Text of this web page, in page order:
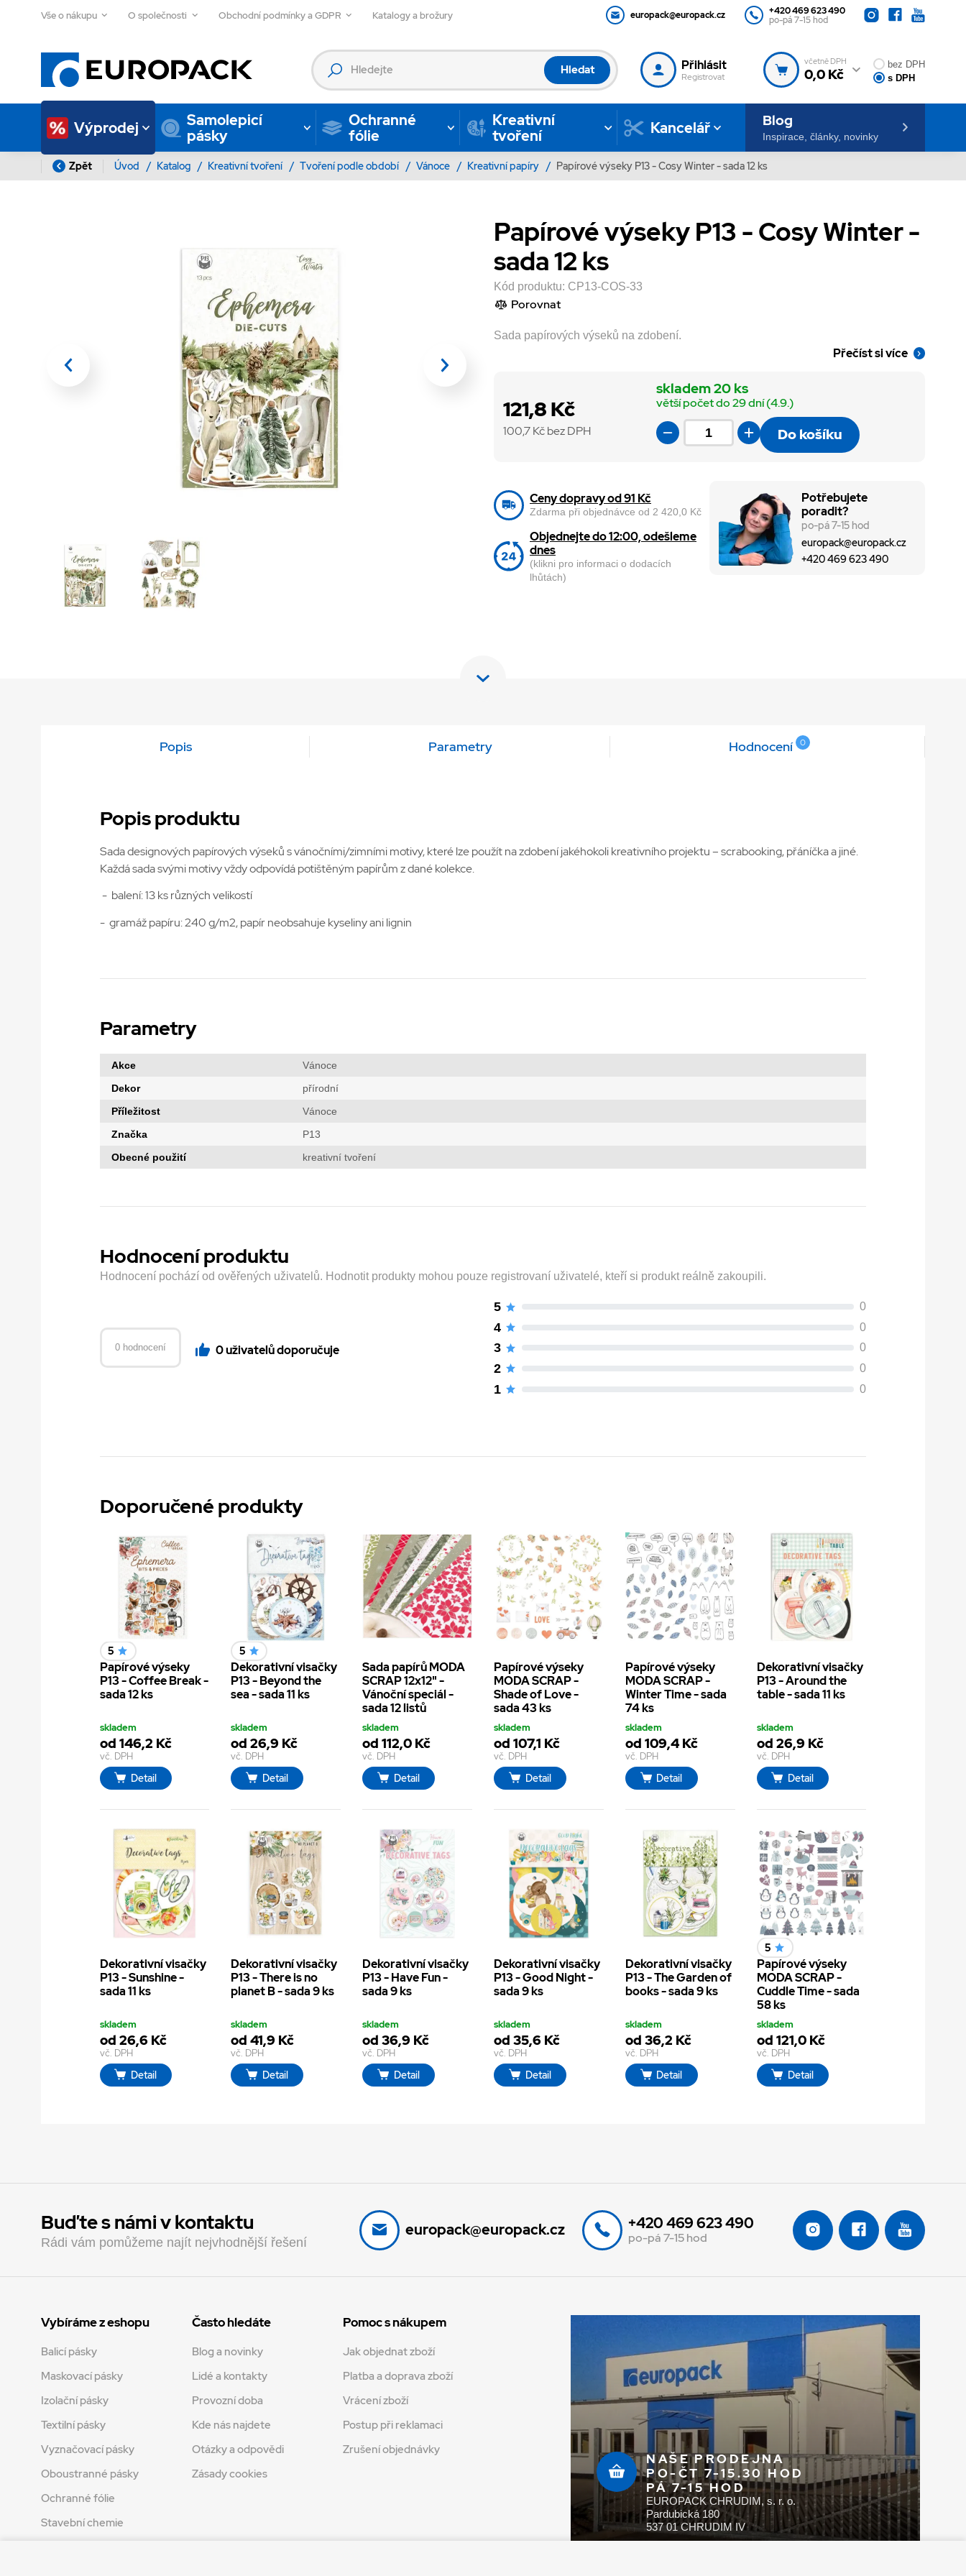
Vše o nákupu O společnosti Obchodní podmínky a GDPR Katalogy a brožury europack@europack.cz
+420 469 623 490
po-pá 7-15 hod
Hledat Přihlásit
Registrovat
včetně DPH
0,0 Kč
bez DPH
s DPH
Výprodej
Samolepicí
pásky
Ochranné
fólie
Kreativní
tvoření
Kancelář Blog
Inspirace, články, novinky
Zpět Úvod / Katalog / Kreativní tvoření / Tvoření podle období / Vánoce / Kreativní papíry / Papírové výseky P13 - Cosy Winter - sada 12 ks
Papírové výseky P13 - Cosy Winter -
sada 12 ks
Kód produktu: CP13-COS-33
Porovnat
Sada papírových výseků na zdobení.
Přečíst si více
121,8 Kč
100,7Kč bez DPH
skladem 20 ks
větší počet do 29 dní (4.9.)
Do košíku
Ceny dopravy od 91 Kč
Zdarma při objednávce od 2 420,0 Kč
Objednejte do 12:00, odešleme
dnes
(klikni pro informaci o dodacích
lhůtách)
Potřebujete
poradit?
po-pá 7-15 hod
europack@europack.cz
+420 469 623 490
Popis Parametry Hodnocení 0
Popis produktu
Sada designových papírových výseků s vánočními/zimními motivy, které lze použít na zdobení jakéhokoli kreativního projektu – scrabooking, přáníčka a jiné.
Každá sada svými motivy vždy odpovídá potištěným papírům z dané kolekce.
- balení: 13 ks různých velikostí
- gramáž papíru: 240 g/m2, papír neobsahuje kyseliny ani lignin
Parametry
Akce
Vánoce
Dekor
přírodní
Příležitost
Vánoce
Značka
P13
Obecné použití
kreativní tvoření
Hodnocení produktu
Hodnocení pochází od ověřených uživatelů. Hodnotit produkty mohou pouze registrovaní uživatelé, kteří si produkt reálně zakoupili.
0 hodnocení 0 uživatelů doporučuje
5 0
4 0
3 0
2 0
1 0
Doporučené produkty
5
Papírové výseky
P13 - Coffee Break -
sada 12 ks
skladem
od 146,2 Kč
vč. DPH
Detail
5
Dekorativní visačky
P13 - Beyond the
sea - sada 11 ks
skladem
od 26,9 Kč
vč. DPH
Detail
Sada papírů MODA
SCRAP 12x12" -
Vánoční speciál -
sada 12 listů
skladem
od 112,0 Kč
vč. DPH
Detail
Papírové výseky
MODA SCRAP -
Shade of Love -
sada 43 ks
skladem
od 107,1 Kč
vč. DPH
Detail
Papírové výseky
MODA SCRAP -
Winter Time - sada
74 ks
skladem
od 109,4 Kč
vč. DPH
Detail
Dekorativní visačky
P13 - Around the
table - sada 11 ks
skladem
od 26,9 Kč
vč. DPH
Detail
Dekorativní visačky
P13 - Sunshine -
sada 11 ks
skladem
od 26,6 Kč
vč. DPH
Detail
Dekorativní visačky
P13 - There is no
planet B - sada 9 ks
skladem
od 41,9 Kč
vč. DPH
Detail
Dekorativní visačky
P13 - Have Fun -
sada 9 ks
skladem
od 36,9 Kč
vč. DPH
Detail
Dekorativní visačky
P13 - Good Night -
sada 9 ks
skladem
od 35,6 Kč
vč. DPH
Detail
Dekorativní visačky
P13 - The Garden of
books - sada 9 ks
skladem
od 36,2 Kč
vč. DPH
Detail
5
Papírové výseky
MODA SCRAP -
Cuddle Time - sada
58 ks
skladem
od 121,0 Kč
vč. DPH
Detail
Buďte s námi v kontaktu
Rádi vám pomůžeme najít nejvhodnější řešení
europack@europack.cz +420 469 623 490
po-pá 7-15 hod
Vybíráme z eshopu
Balicí pásky
Maskovací pásky
Izolační pásky
Textilní pásky
Vyznačovací pásky
Oboustranné pásky
Ochranné fólie
Stavební chemie
Často hledáte
Blog a novinky
Lidé a kontakty
Provozní doba
Kde nás najdete
Otázky a odpovědi
Zásady cookies
Pomoc s nákupem
Jak objednat zboží
Platba a doprava zboží
Vrácení zboží
Postup při reklamaci
Zrušení objednávky
NAŠE PRODEJNA
PO-ČT 7-15.30 HOD
PÁ 7-15 HOD
EUROPACK CHRUDIM, s. r. o.
Pardubická 180
537 01 CHRUDIM IV